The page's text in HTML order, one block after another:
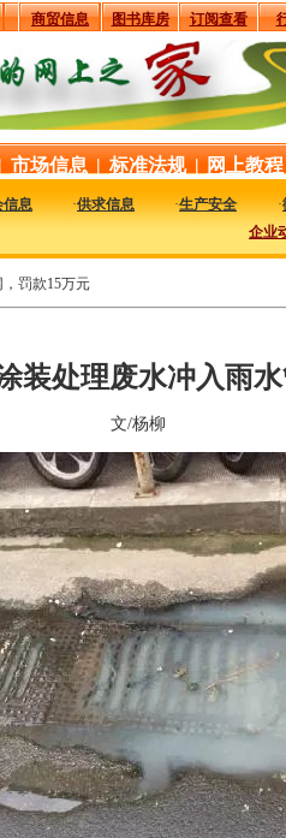
商贸信息 图书库房 订阅查看
| 市场信息 | 标准法规 | 网上教程
信息 ·供求信息 ·生产安全 ·
企业动
罚款15万元
装处理废水冲入雨
文/杨柳